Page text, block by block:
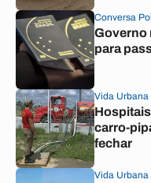
Conversa
Governo
para
Vida Urbana
carro-
fechar
Vida Urbana